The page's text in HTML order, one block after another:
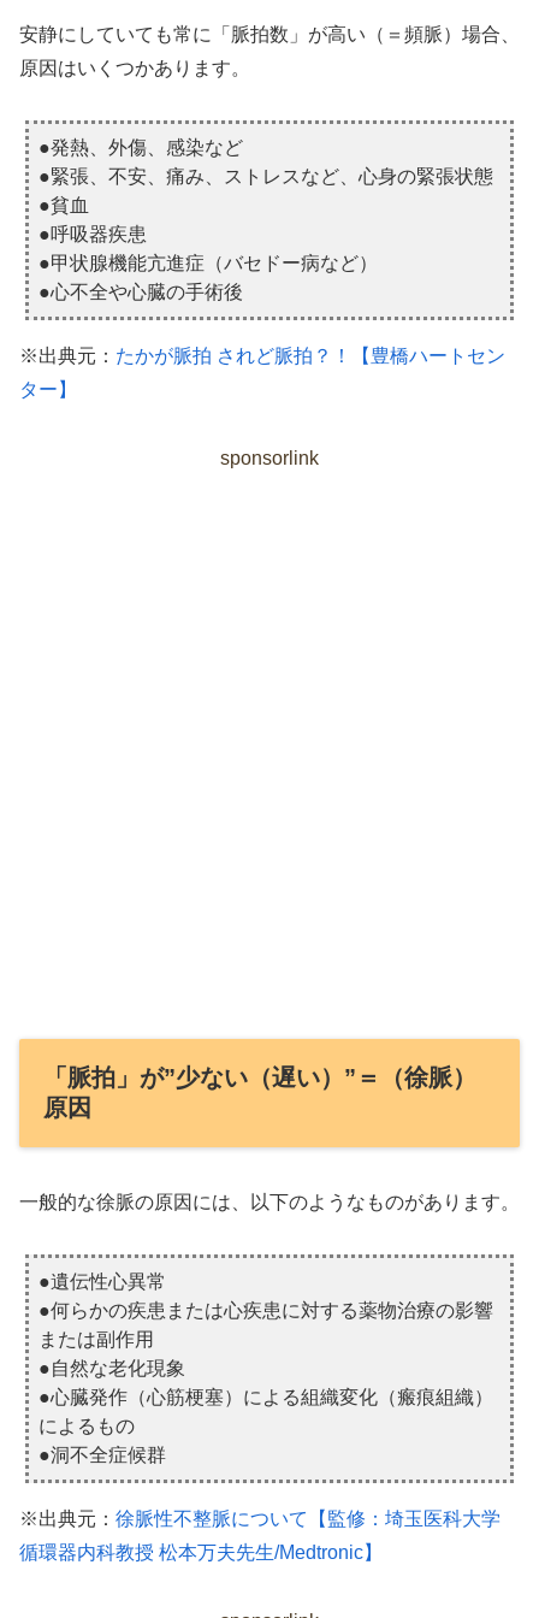
安静にしていても常に「脈拍数」が高い（＝頻脈）場合、
原因はいくつかあります。
●発熱、外傷、感染など
●緊張、不安、痛み、ストレスなど、心身の緊張状態
●貧血
●呼吸器疾患
●甲状腺機能亢進症（バセドー病など）
●心不全や心臓の手術後
※出典元： たかが脈拍 されど脈拍？！【豊橋ハートセン
ター】
sponsorlink
「脈拍」が”少ない（遅い）”＝（徐脈）
原因
一般的な徐脈の原因には、以下のようなものがあります。
●遺伝性心異常
●何らかの疾患または心疾患に対する薬物治療の影響
または副作用
●自然な老化現象
●心臓発作（心筋梗塞）による組織変化（瘢痕組織）
によるもの
●洞不全症候群
※出典元： 徐脈性不整脈について【監修：埼玉医科大学
循環器内科教授 松本万夫先生/Medtronic】